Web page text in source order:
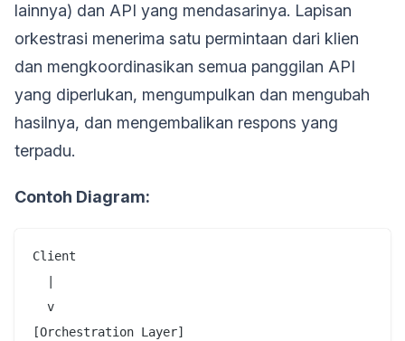
lainnya) dan API yang mendasarinya. Lapisan
orkestrasi menerima satu permintaan dari klien
dan mengkoordinasikan semua panggilan API
yang diperlukan, mengumpulkan dan mengubah
hasilnya, dan mengembalikan respons yang
terpadu.
Contoh Diagram:
Client
  v
[Orchestration Layer]